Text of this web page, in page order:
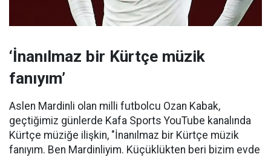
‘İnanılmaz bir Kürtçe müzik
fanıyım’
Aslen Mardinli olan milli futbolcu Ozan Kabak,
geçtiğimiz günlerde Kafa Sports YouTube kanalında
Kürtçe müziğe ilişkin, "İnanılmaz bir Kürtçe müzik
fanıyım. Ben Mardinliyim. Küçüklükten beri bizim evde